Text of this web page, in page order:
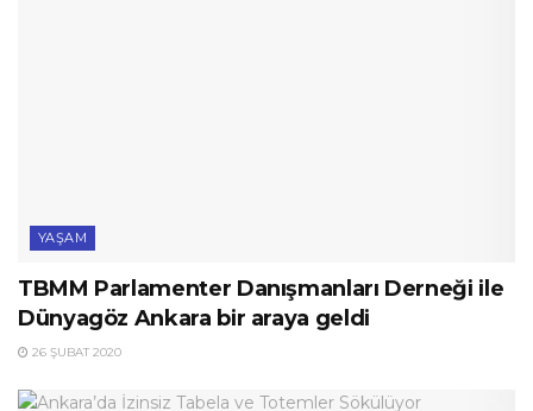
YAŞAM
TBMM Parlamenter Danışmanları Derneği ile
Dünyagöz Ankara bir araya geldi
26 ŞUBAT 2020